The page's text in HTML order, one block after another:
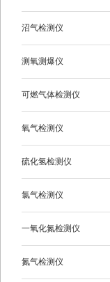
沼气检测仪
测氧测爆仪
可燃气体检测仪
氧气检测仪
硫化氢检测仪
氯气检测仪
一氧化氮检测仪
氮气检测仪